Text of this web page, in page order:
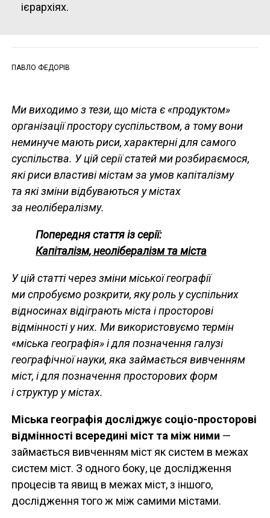
ієрархіях.
ПАВЛО ФЕДОРІВ
Ми виходимо з тези, що міста є «продуктом»
організації простору суспільством, а тому вони
неминуче мають риси, характерні для самого
суспільства. У цій серії статей ми розбираємося,
які риси властиві містам за умов капіталізму
та які зміни відбуваються у містах
за неолібералізму.
Попередня стаття із серії:
Капіталізм, неолібералізм та міста
У цій статті через зміни міської географії
ми спробуємо розкрити, яку роль у суспільних
відносинах відіграють міста і просторові
відмінності у них. Ми використовуємо термін
«міська географія» і для позначення галузі
географічної науки, яка займається вивченням
міст, і для позначення просторових форм
і структур у містах.
Міська географія досліджує соціо-просторові
відмінності всередині міст та між ними —
займається вивченням міст як систем в межах
систем міст. З одного боку, це дослідження
процесів та явищ в межах міст, з іншого,
дослідження того ж між самими містами.